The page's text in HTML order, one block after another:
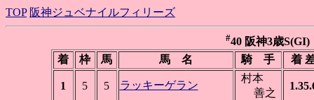
TOP 阪神ジュベナイルフィリーズ
#40 阪神3歳
着
枠 馬 馬 名 騎 手 着
1 5 5 ラッキーゲラン
村本
善之